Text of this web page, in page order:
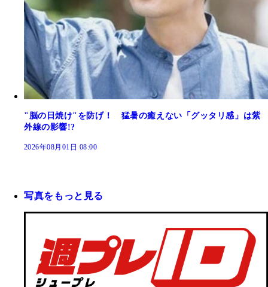
"脳の日焼け"を防げ！ 猛暑の癒えない「グッタリ感」は紫
外線の影響!?
2026年08月01日 08:00
写真をもっと見る